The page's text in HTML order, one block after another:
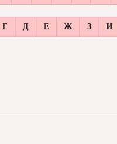
Г Д Е Ж З И